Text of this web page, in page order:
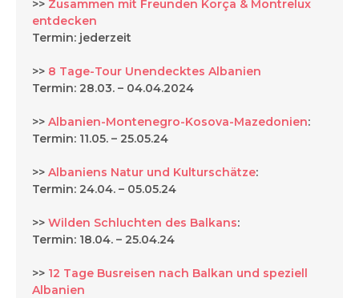
>> Zusammen mit Freunden Korça & Montrelux
entdecken
Termin: jederzeit
>> 8 Tage-Tour Unendecktes Albanien
Termin: 28.03. – 04.04.2024
>> Albanien-Montenegro-Kosova-Mazedonien:
Termin: 11.05. – 25.05.24
>> Albaniens Natur und Kulturschätze:
Termin: 24.04. – 05.05.24
>> Wilden Schluchten des Balkans:
Termin: 18.04. – 25.04.24
>> 12 Tage Busreisen nach Balkan und speziell
Albanien